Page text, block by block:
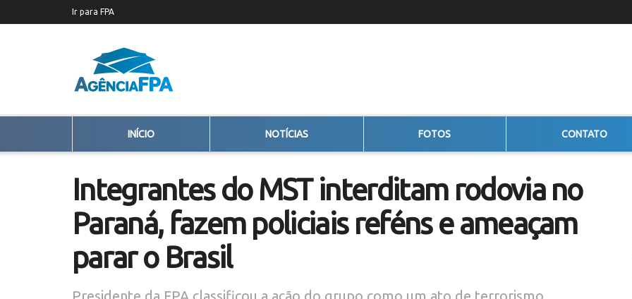
Ir para FPA
INÍCIO NOTÍCIAS FOTOS CONTATO
Integrantes do MST interditam rodovia no
Paraná, fazem policiais reféns e ameaçam
parar o Brasil
Presidente da FPA classificou a ação do grupo como um ato de terrorismo